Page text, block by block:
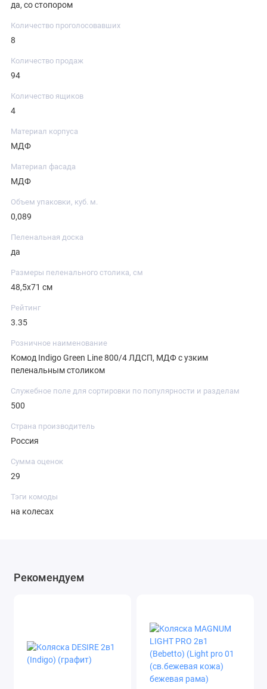
да, со стопором
Количество проголосовавших
8
Количество продаж
94
Количество ящиков
4
Материал корпуса
МДФ
Материал фасада
МДФ
Объем упаковки, куб. м.
0,089
Пеленальная доска
да
Размеры пеленального столика, см
48,5х71 см
Рейтинг
3.35
Розничное наименование
Комод Indigo Green Line 800/4 ЛДСП, МДФ с узким
пеленальным столиком
Служебное поле для сортировки по популярности и разделам
500
Страна производитель
Россия
Сумма оценок
29
Тэги комоды
на колесах
Рекомендуем